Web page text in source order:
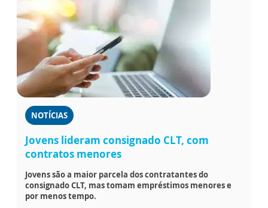
NOTÍCIAS
Jovens lideram consignado CLT, com
contratos menores
Jovens são a maior parcela dos contratantes do
consignado CLT, mas tomam empréstimos menores e
por menos tempo.